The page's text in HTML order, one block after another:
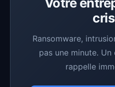
Ransomware,
pas une minute.
rappelle